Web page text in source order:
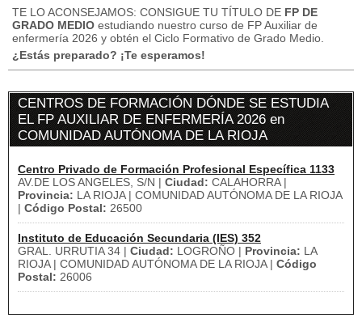
TE LO ACONSEJAMOS: CONSIGUE TU TÍTULO DE FP DE
GRADO MEDIO estudiando nuestro curso de FP Auxiliar de
enfermería 2026 y obtén el Ciclo Formativo de Grado Medio.
¿Estás preparado? ¡Te esperamos!
CENTROS DE FORMACIÓN DÓNDE SE ESTUDIA
EL FP AUXILIAR DE ENFERMERÍA 2026 en
COMUNIDAD AUTÓNOMA DE LA RIOJA
Centro Privado de Formación Profesional Específica 1133
AV.DE LOS ANGELES, S/N | Ciudad: CALAHORRA |
Provincia: LA RIOJA | COMUNIDAD AUTÓNOMA DE LA RIOJA
| Código Postal: 26500
Instituto de Educación Secundaria (IES) 352
GRAL. URRUTIA 34 | Ciudad: LOGROÑO | Provincia: LA
RIOJA | COMUNIDAD AUTÓNOMA DE LA RIOJA | Código
Postal: 26006